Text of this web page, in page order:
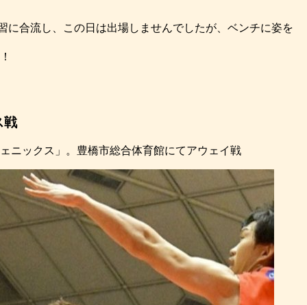
に合流し、この日は出場しませんでしたが、ベンチに姿を
戦
ニックス」。豊橋市総合体育館にてアウェイ戦